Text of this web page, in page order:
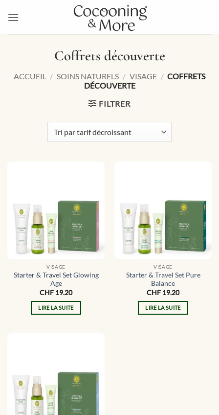
Coffrets découverte
ACCUEIL / SOINS NATURELS / VISAGE / COFFRETS
DÉCOUVERTE
FILTRER
VISAGE
Starter & Travel Set Glowing
Age
CHF 19.20
LIRE LA SUITE
VISAGE
Starter & Travel Set Pure
Balance
CHF 19.20
LIRE LA SUITE